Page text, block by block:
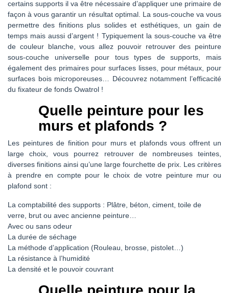
certains supports il va être nécessaire d’appliquer une primaire de
façon à vous garantir un résultat optimal. La sous-couche va vous
permettre des finitions plus solides et esthétiques, un gain de
temps mais aussi d’argent ! Typiquement la sous-couche va être
de couleur blanche, vous allez pouvoir retrouver des peinture
sous-couche universelle pour tous types de supports, mais
également des primaires pour surfaces lisses, pour métaux, pour
surfaces bois microporeuses… Découvrez notamment l’efficacité
du fixateur de fonds Owatrol !
Quelle peinture pour les
murs et plafonds ?
Les peintures de finition pour murs et plafonds vous offrent un
large choix, vous pourrez retrouver de nombreuses teintes,
diverses finitions ainsi qu’une large fourchette de prix. Les critères
à prendre en compte pour le choix de votre peinture mur ou
plafond sont :
La comptabilité des supports : Plâtre, béton, ciment, toile de
verre, brut ou avec ancienne peinture…
Avec ou sans odeur
La durée de séchage
La méthode d’application (Rouleau, brosse, pistolet…)
La résistance à l’humidité
La densité et le pouvoir couvrant